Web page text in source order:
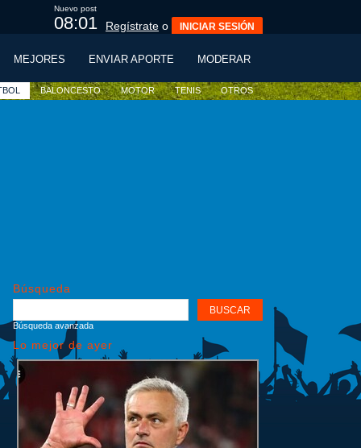
Nuevo post
07:59 Regístrate o INICIAR SESIÓN
MEJORES ENVIAR APORTE MODERAR
BALONCESTO MOTOR TENIS OTROS
Búsqueda
Búsqueda avanzada
Lo mejor de ayer